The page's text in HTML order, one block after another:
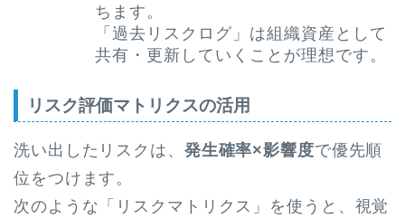
ちます。
「過去リスクログ」は組織資産として
共有・更新していくことが理想です。
リスク評価マトリクスの活用
洗い出したリスクは、 発生確率×影響度で優先順
位をつけます。
次のような「リスクマトリクス」を使うと、視覚